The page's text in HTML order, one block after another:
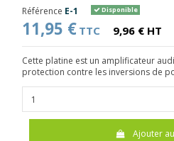
Référence E-1 Disponible
11,95 € TTC 9,96 € HT
Cette platine est un amplificateur
protection contre les inversions de
Ajouter